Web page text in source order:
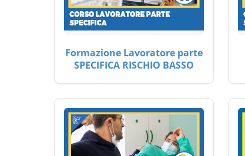
Formazione Lavoratore parte
SPECIFICA RISCHIO BASSO